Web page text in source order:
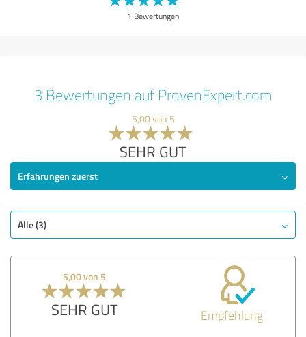
1 Bewertungen
3 Bewertungen auf ProvenExpert.com
5,00 von 5
SEHR GUT
Erfahrungen zuerst
Alle (3)
5,00 von 5
SEHR GUT Empfehlung